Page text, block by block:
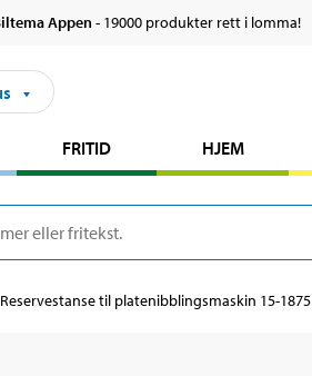
Appen- 19000 produkter rett i lomma!
FRITID HJEM
Reservestanse til platenibblingsmaskin 15-1875